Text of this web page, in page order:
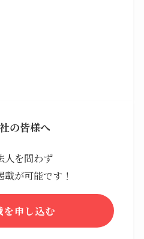
の皆様へ
人を問わず
が可能です！
を申し込む